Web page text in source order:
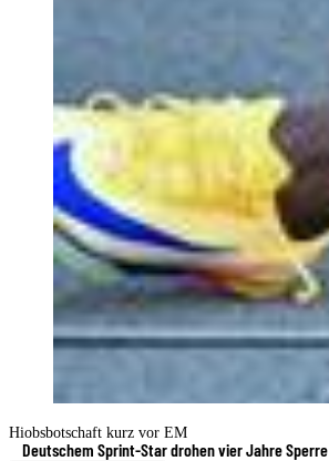
Hiobsbotschaft kurz vor EM
Deutschem Sprint-Star drohen vier Jahre Sperre